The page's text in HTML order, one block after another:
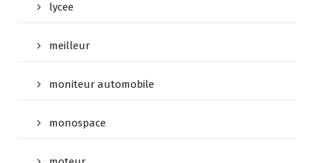
lycee
meilleur
moniteur automobile
monospace